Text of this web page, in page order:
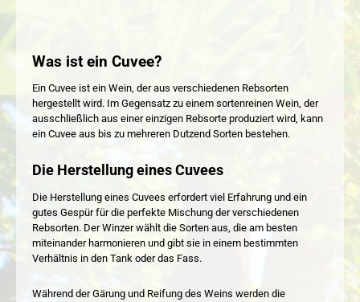
Was ist ein Cuvee?
Ein Cuvee ist ein Wein, der aus verschiedenen Rebsorten
hergestellt wird. Im Gegensatz zu einem sortenreinen Wein, der
ausschließlich aus einer einzigen Rebsorte produziert wird, kann
ein Cuvee aus bis zu mehreren Dutzend Sorten bestehen.
Die Herstellung eines Cuvees
Die Herstellung eines Cuvees erfordert viel Erfahrung und ein
gutes Gespür für die perfekte Mischung der verschiedenen
Rebsorten. Der Winzer wählt die Sorten aus, die am besten
miteinander harmonieren und gibt sie in einem bestimmten
Verhältnis in den Tank oder das Fass.
Während der Gärung und Reifung des Weins werden die